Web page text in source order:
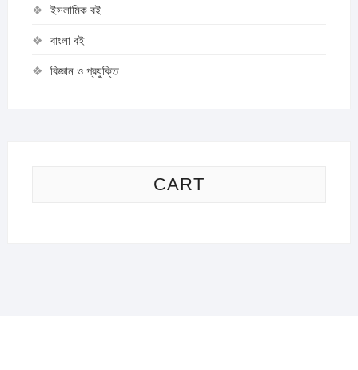
ইসলামিক বই
বাংলা বই
বিজ্ঞান ও প্রযুক্তি
CART